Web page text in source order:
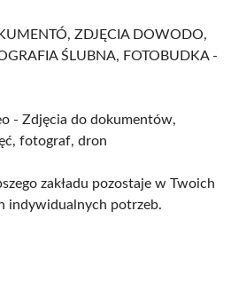
ZDJĘCIA DOWODO,
ŚLUBNA, FOTOBUDKA -
- Zdjęcia do dokumentów,
fotograf, dron
zakładu pozostaje w Twoich
indywidualnych potrzeb.